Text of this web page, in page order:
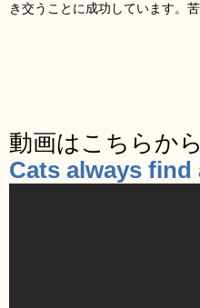
き交うことに成功しています。
動画はこちらから
Cats always find